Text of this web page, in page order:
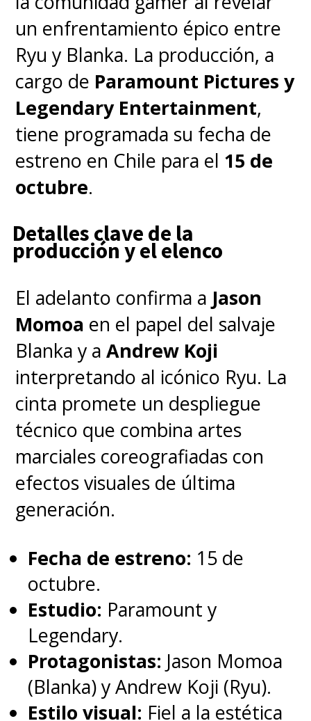
famosos
"Cazafantasmas", nombre que
jamás habían escuchado.
Harold Ramis, fallecido en
2004, estará muy presente por
la importancia de su personaje
en la historia y su vínculo con la
familia que conoceremos en
esta película.
"Ghostbusters: Afterlife"
originalmente debió haberse
estrenado en 2020, pero la
pandemia obligó a postergar su
debut en más de una ocasión. Si
todo sale bien, la nueva cinta se
estrenará el próximo 19 de
noviembre.
un enfrentamiento épico entre
Ryu y Blanka. La producción, a
cargo de Paramount Pictures y
Legendary Entertainment,
tiene programada su fecha de
estreno en Chile para el 15 de
octubre.
Detalles clave de la
producción y el elenco
El adelanto confirma a Jason
Momoa en el papel del salvaje
Blanka y aAndrew Koji
interpretando al icónico Ryu. La
cinta promete un despliegue
técnico que combina artes
marciales coreografiadas con
efectos visuales de última
generación.
Fecha de estreno: 15 de
octubre.
Estudio: Paramount y
Legendary.
Protagonistas: Jason Momoa
(Blanka) y Andrew Koji (Ryu).
Estilo visual: Fiel a la estética